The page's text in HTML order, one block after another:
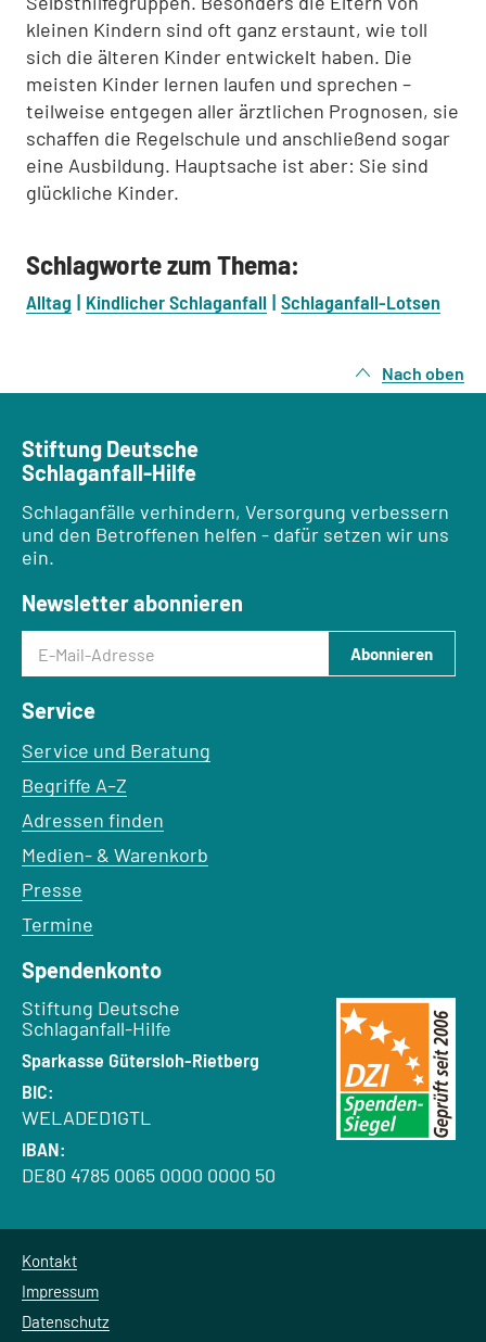
kleinen Kindern sind oft ganz erstaunt, wie toll
sich die älteren Kinder entwickelt haben. Die
meisten Kinder lernen laufen und sprechen –
teilweise entgegen aller ärztlichen Prognosen, sie
schaffen die Regelschule und anschließend sogar
eine Ausbildung. Hauptsache ist aber: Sie sind
glückliche Kinder.
Schlagworte zum Thema:
Alltag Kindlicher Schlaganfall Schlaganfall-Lotsen
Nach oben
Stiftung Deutsche
Schlaganfall-Hilfe
Schlaganfälle verhindern, Versorgung verbessern
und den Betroffenen helfen - dafür setzen wir uns
ein.
Newsletter abonnieren
E-Mail-Adresse
Abonnieren
Service
Service und Beratung
Begriffe A–Z
Adressen finden
Medien- & Warenkorb
Presse
Termine
Spendenkonto
Empfänger:
Stiftung Deutsche
Schlaganfall-Hilfe
Bank:
Sparkasse Gütersloh-Rietberg
BIC:
WELADED1GTL
IBAN:
DE80 4785 0065 0000 0000 50
Kontakt
Impressum
Datenschutz